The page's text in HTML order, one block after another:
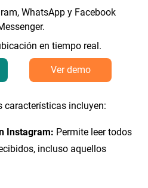
WhatsApp y Facebook
en tiempo real.
Ver demo
características incluyen:
Instagram: Permite leer todos
incluso aquellos